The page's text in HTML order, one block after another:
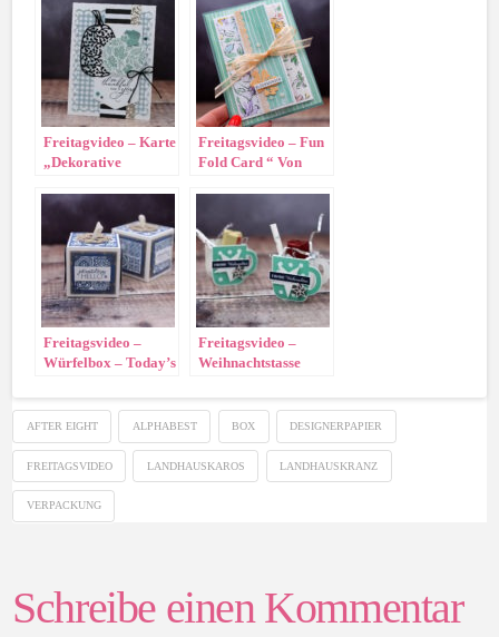
Freitagvideo – Karte
„Dekorative
Freitagsvideo – Fun
Fold Card “ Von
Freitagsvideo –
Würfelbox – Today’s
Freitagsvideo –
Weihnachtstasse
AFTER EIGHT ALPHABEST BOX DESIGNERPAPIER
FREITAGSVIDEO LANDHAUSKAROS LANDHAUSKRANZ
VERPACKUNG
Schreibe einen Kommentar